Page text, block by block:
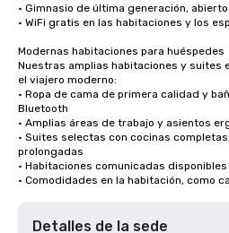
• Gimnasio de última generación,
• WiFi gratis en las habitaciones y los
Modernas habitaciones para huéspedes
Nuestras amplias habitaciones y suites
el viajero moderno:
• Ropa de cama de primera calidad y
Bluetooth
• Amplias áreas de trabajo y asientos
• Suites selectas con cocinas
prolongadas
• Habitaciones comunicadas
• Comodidades en la habitación, como
Detalles de la sede